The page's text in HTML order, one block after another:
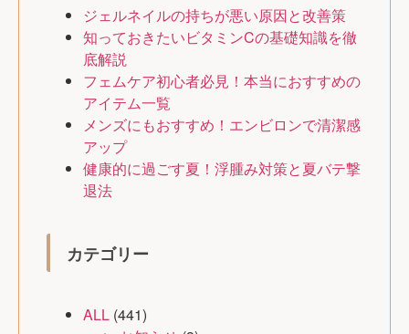
ジェルネイルの持ちが悪い原因と改善策
知っておきたいビタミンCの基礎知識を徹
底解説
フェムケア初心者必見！本当におすすめの
アイテム一覧
メンズにもおすすめ！エンビロンで清潔感
アップ
健康的に過ごす夏！浮腫み対策と夏バテ撃
退法
カテゴリー
ALL (441)